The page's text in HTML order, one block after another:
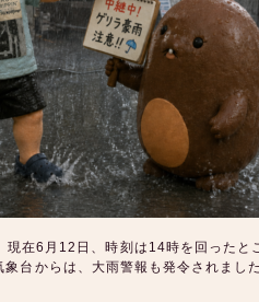
在6月12日、時刻は14時を回ったと
台からは、大雨警報も発令されまし